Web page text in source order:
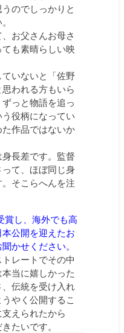
のでしっかりと
お父さんお母さ
も素晴らしい映
いないと「佐野
われる方もいら
っと物語を追っ
役柄になってい
作品ではないか
長差です。監督
て、ほぼ同じ身
そこらへんを注
し、海外でも高
公開を迎えたお
かせください。
レートでその中
当に嬉しかった
伝統を受け入れ
やく公開するこ
えられたから
たいです。